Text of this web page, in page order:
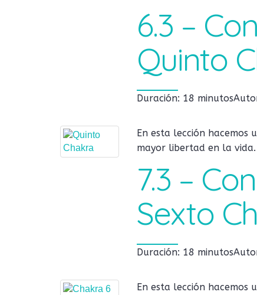
6.3 –
Quinto
Duración: 18 minutos
En esta lección hacemos
mayor libertad en la vida.
7.3 –
Sexto
Duración: 18 minutos
En esta lección hacemos